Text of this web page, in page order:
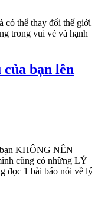
có thể thay đổi thế giới
trong vui vẻ và hạnh
của bạn lên
KHÔNG NÊN
cũng có những LÝ
đọc 1 bài báo nói về lý